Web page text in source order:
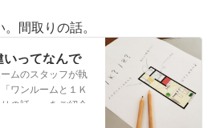
。間取りの話。
いってなんで
【エイブルネ
ーム 松山
産
ムのスタッフが執
ワンルームと１Ｋ
の話。」をご紹介